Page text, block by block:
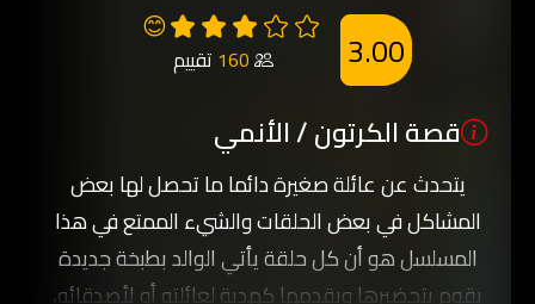
😊
160 تقييم 3.00
قصة الكرتون / الأنمي
يتحدث عن عائلة صغيرة دائما ما تحصل لها بعض
المشاكل في بعض الحلقات والشيء الممتع في هذا
المسلسل هو أن كل حلقة يأتي الوالد بطبخة جديدة
يقوم بتحضيرها ويقدمها كهدية لعائلته أو لأصدقائه،